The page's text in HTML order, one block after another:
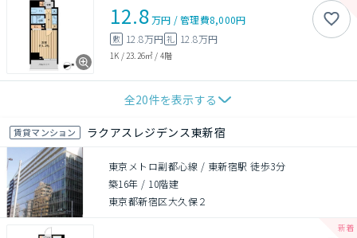
12.8万円 /管理費8,000円
敷 12.8万円 礼 12.8万円
1K / 23.26㎡ / 4階
全20件を表示する
賃貸マンション ラクアスレジデンス東新宿
東京メトロ副都心線 / 東新宿駅 徒歩3分
築16年 / 10階建
東京都新宿区大久保２